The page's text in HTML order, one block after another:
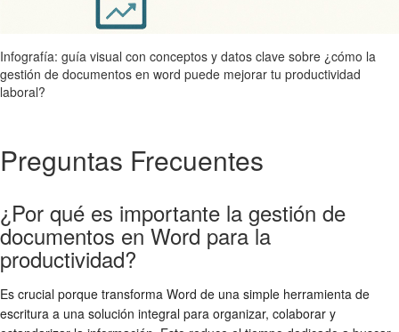
Infografía: guía visual con conceptos y datos clave sobre ¿cómo la
gestión de documentos en word puede mejorar tu productividad
laboral?
Preguntas Frecuentes
¿Por qué es importante la gestión de
documentos en Word para la
productividad?
Es crucial porque transforma Word de una simple herramienta de
escritura a una solución integral para organizar, colaborar y